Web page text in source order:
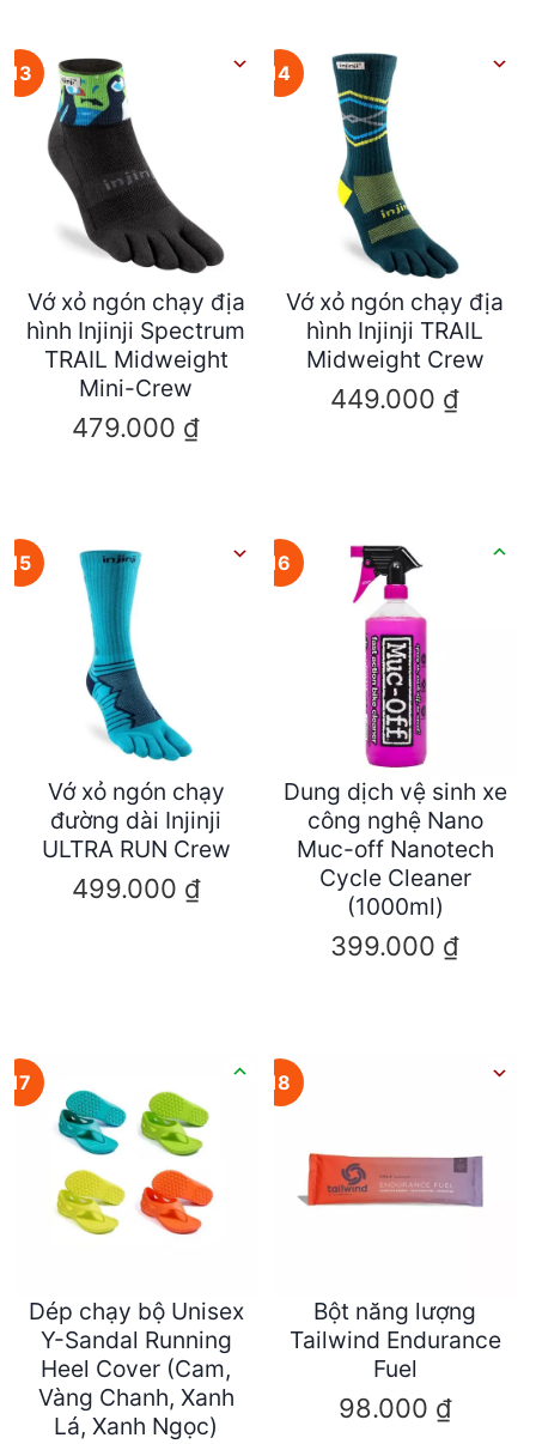
13
Vớ xỏ ngón chạy địa
hình Injinji Spectrum
TRAIL Midweight
Mini-Crew
479.000 ₫
14
Vớ xỏ ngón chạy địa
hình Injinji TRAIL
Midweight Crew
449.000 ₫
15
Vớ xỏ ngón chạy
đường dài Injinji
ULTRA RUN Crew
499.000 ₫
16
Dung dịch vệ sinh xe
công nghệ Nano
Muc-off Nanotech
Cycle Cleaner
(1000ml)
399.000 ₫
17
Dép chạy bộ Unisex
Y-Sandal Running
Heel Cover (Cam,
Vàng Chanh, Xanh
Lá, Xanh Ngọc)
18
Bột năng lượng
Tailwind Endurance
Fuel
98.000 ₫